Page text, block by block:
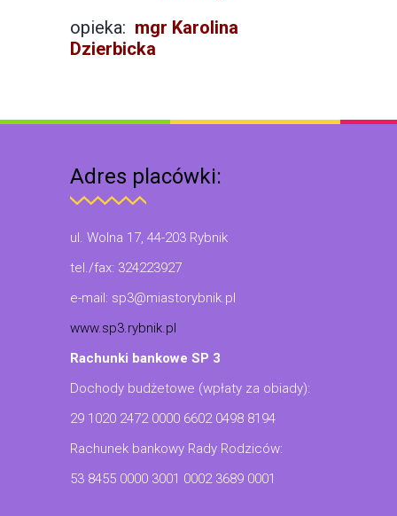
opieka: mgr Karolina
Dzierbicka
Adres placówki:
ul. Wolna 17, 44-203 Rybnik
tel./fax: 324223927
e-mail: sp3@miastorybnik.pl
www.sp3.rybnik.pl
Rachunki bankowe SP 3
Dochody budżetowe (wpłaty za obiady):
29 1020 2472 0000 6602 0498 8194
Rachunek bankowy Rady Rodziców:
53 8455 0000 3001 0002 3689 0001